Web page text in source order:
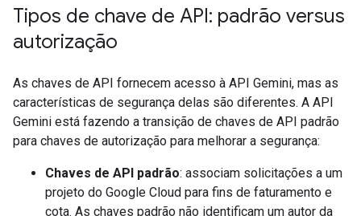
Tipos de chave de API: padrão versus
autorização
As chaves de API fornecem acesso à API Gemini, mas as
características de segurança delas são diferentes. A API
Gemini está fazendo a transição de chaves de API padrão
para chaves de autorização para melhorar a segurança:
Chaves de API padrão: associam solicitações a um
projeto do Google Cloud para fins de faturamento e
cota. As chaves padrão não identificam um autor da